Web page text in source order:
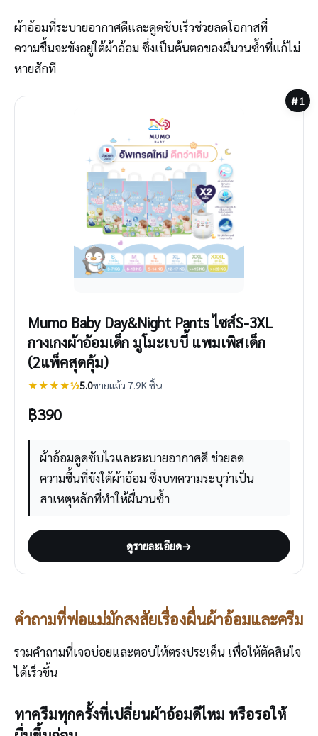
ผ้าอ้อมที่ระบายอากาศดีและดูดซับเร็วช่วยลดโอกาสที่
ความชื้นจะขังอยู่ใต้ผ้าอ้อม ซึ่งเป็นต้นตอของผื่นวนซ้ำที่แก้ไม่
หายสักที
#1
Mumo Baby Day&Night Pants ไซส์S-3XL
กางเกงผ้าอ้อมเด็ก มูโมะเบบี้ แพมเพิสเด็ก
(2แพ็คสุดคุ้ม)
★★★★½5.0ขายแล้ว 7.9K ชิ้น
฿390
ผ้าอ้อมดูดซับไวและระบายอากาศดี ช่วยลด
ความชื้นที่ขังใต้ผ้าอ้อม ซึ่งบทความระบุว่าเป็น
สาเหตุหลักที่ทำให้ผื่นวนซ้ำ
ดูรายละเอียด→
คำถามที่พ่อแม่มักสงสัยเรื่องผื่นผ้าอ้อมและครีม
รวมคำถามที่เจอบ่อยและตอบให้ตรงประเด็น เพื่อให้ตัดสินใจ
ได้เร็วขึ้น
ทาครีมทุกครั้งที่เปลี่ยนผ้าอ้อมดีไหม หรือรอให้